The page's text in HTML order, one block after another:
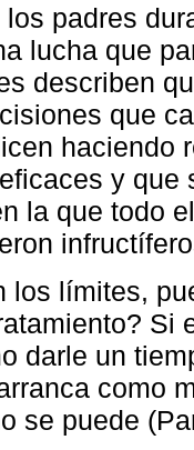
padres
lucha que
describen
que
haciendo
y
la que todo
los límites,
Si
darle un
como
se puede